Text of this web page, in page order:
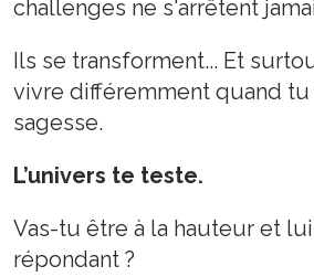
challenges ne s'arrêtent
Ils se transforment... Et
vivre différemment quand
sagesse.
L’univers te teste.
Vas-tu être à la hauteur et
répondant ?